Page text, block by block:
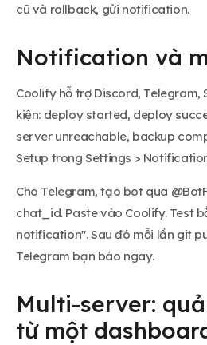
cũ và rollback, gửi notification.
Notification và
Coolify hỗ trợ Discord, Telegram,
kiện: deploy started, deploy
server unreachable, backup
Setup trong Settings >
Cho Telegram, tạo bot qua
chat_id. Paste vào Coolify. Test
notification". Sau đó mỗi lần git
Telegram bạn báo ngay.
Multi-server:
từ một